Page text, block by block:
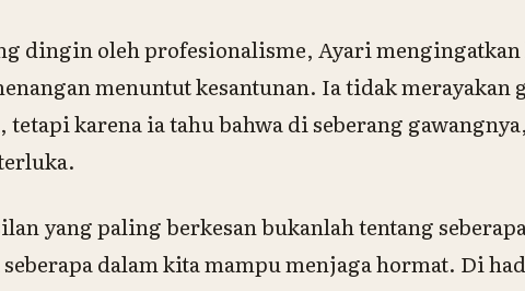
dingin oleh profesionalisme, Ayari mengingatkan
menuntut kesantunan. Ia tidak merayakan
tetapi karena ia tahu bahwa di seberang
yang paling berkesan bukanlah tentang
dalam kita mampu menjaga hormat. Di